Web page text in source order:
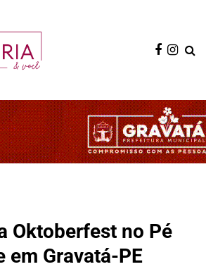
Oktoberfest no Pé
em Gravatá-PE